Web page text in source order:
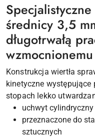
średnicy 3,5
długotrwałą
Konstrukcja wiertła
kinetyczne
stopach lekko
uchwyt cylindryczny
przeznaczone do
sztucznych